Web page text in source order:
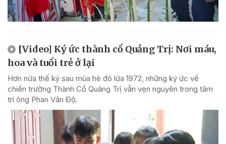
[Video] Ký ức thành cổ Quảng Trị: Nơi máu,
hoa và tuổi trẻ ở lại
Hơn nửa thế kỷ sau mùa hè đỏ lửa 1972, những ký ức về
chiến trường Thành Cổ Quảng Trị vẫn vẹn nguyên trong tâm
trí ông Phan Văn Độ.